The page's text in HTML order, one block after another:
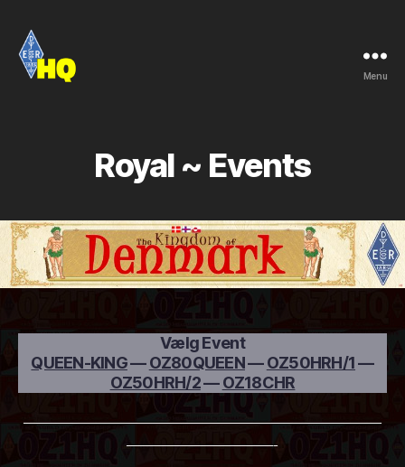
Menu
Royal ~ Events
Vælg Event
QUEEN-KING—OZ80QUEEN—OZ50HRH/1—
OZ50HRH/2—OZ18CHR
——————————————————————
—————————-